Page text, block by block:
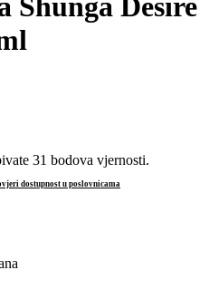
Shunga Desire
31 bodova vjernosti.
dostupnost u poslovnicama